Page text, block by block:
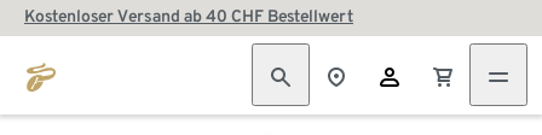
Kostenloser Versand ab 40 CHF Bestellwert